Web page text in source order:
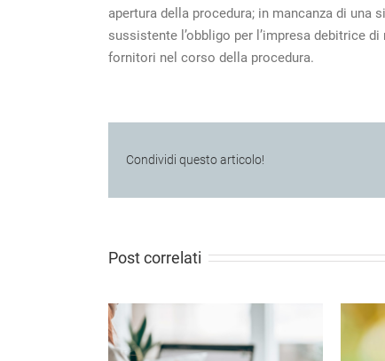
apertura della procedura; in mancanza di
sussistente l’obbligo per l’impresa debitrice
fornitori nel corso della procedura.
Condividi questo articolo!
Post correlati